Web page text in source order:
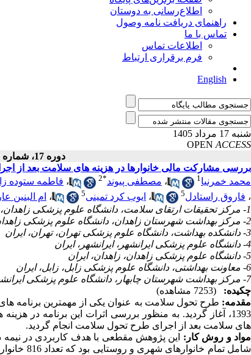
اطلاع‌رسانی به دوستان
راهنمای دریافت نامه وصول
تماس با ما
اطلاعات تماس
فرم برقراری ارتباط
English
شنبه 17 مرداد 1405
OPEN ACCESS
دوره 17، شماره 3 - ( خرداد ـ تیر 1397 )
بررسی مشارکت مالی خانوارها در هزینه های سلامت بعد از
محمد خمرنیا1 ، مصطفی پیوند*
2 ، فاطمه ستوده
، فاروق راستادل5 ، ایوب کرد تمینی5 ، ام البنین
1- مرکز تحقیقات ارتقای سلامت، دانشگاه علوم پزشکی زاهدان، زاهدان، ایران
2- مرکز بهداشت شهرستان زاهدان، دانشگاه علوم پزشکی زاهدان، زاهدان، ایران
3- دانشکده بهداشت، دانشگاه علوم پزشکی تهران، تهران، ایران
4- دانشگاه علوم پزشکی ایرانشهر، ایرانشهر، ایران
5- دانشگاه علوم پزشکی زاهدان، زاهدان، ایران
6- معاونت بهداشتی، دانشگاه علوم پزشکی زابل، زابل، ایران
7- مرکز بهداشت شهرستان چابهار، دانشگاه علوم پزشکی ایرانشهر، ایرانشهر، ایران
چکیده:
(7253 مشاهده)
مقدمه: طرح تحول سلامت به عنوان یکی از مهمترین برنامه
1393، آغاز گردید. به منظور بررسی اثرات این برنامه در
های سلامت بعد از اجرای طرح تحول سلامت انجام گردید.
مواد و روش کار:
شامل